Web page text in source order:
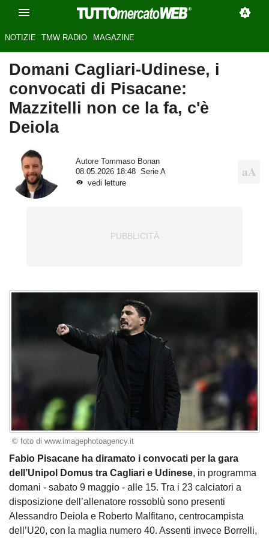
NOTIZIE TMW RADIO MAGAZINE
Domani Cagliari-Udinese, i
convocati di Pisacane:
Mazzitelli non ce la fa, c'è
Deiola
Autore
Tommaso Bonan
08.05.2026 18:48
Serie A
vedi letture
© foto di www.imagephotoagency.it
Fabio Pisacane ha diramato i convocati per la gara
dell’Unipol Domus tra Cagliari e Udinese, in programma
domani - sabato 9 maggio - alle 15. Tra i 23 calciatori a
disposizione dell’allenatore rossoblù sono presenti
Alessandro Deiola e Roberto Malfitano, centrocampista
dell’U20, con la maglia numero 40. Assenti invece Borrelli,